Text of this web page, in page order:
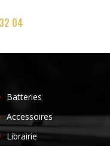
04
Batteries
Accessoires
Librairie